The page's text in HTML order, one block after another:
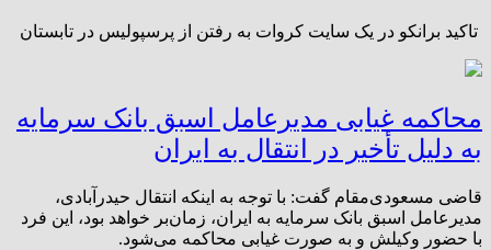
تاکید برانکو در یک سایت کروات به رفتن از پرسپولیس در تابستان
محاکمه غیابی مدیرعامل اسبق بانک سرمایه
به دلیل تأخیر در انتقال به ایران
قاضی مسعودی‌مقام گفت: با توجه به اینکه انتقال حیدرآبادی،
مدیرعامل اسبق بانک سرمایه به ایران‌، زمان‌بر خواهد بود، این فرد
با حضور وکیلش و به صورت غیابی محاکمه می‌شود.